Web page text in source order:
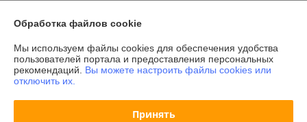
Индивидуальный предприниматель:ИП Дершлекас Виктор
Викторович
г. Гродно, ул. Ожешко, д.49, кв. 2.
Регистрационный номер ЕГР: 500486711
Обработка файлов cookie
Мы используем файлы cookies для обеспечения удобства
пользователей портала и предоставления персональных
рекомендаций. Вы можете настроить файлы cookies или
отключить их.
Принять